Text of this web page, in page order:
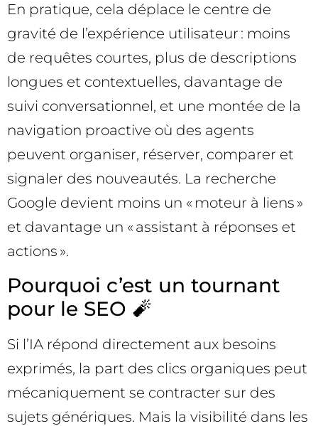
En pratique, cela déplace le centre de
gravité de l’expérience utilisateur : moins
de requêtes courtes, plus de descriptions
longues et contextuelles, davantage de
suivi conversationnel, et une montée de la
navigation proactive où des agents
peuvent organiser, réserver, comparer et
signaler des nouveautés. La recherche
Google devient moins un « moteur à liens »
et davantage un « assistant à réponses et
actions ».
Pourquoi c’est un tournant
pour le SEO 🧨
Si l’IA répond directement aux besoins
exprimés, la part des clics organiques peut
mécaniquement se contracter sur des
sujets génériques. Mais la visibilité dans les